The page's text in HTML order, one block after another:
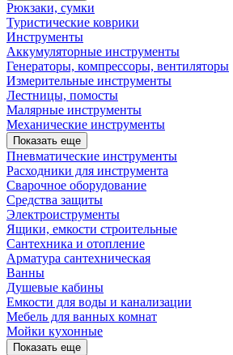
Рюкзаки, сумки
Туристические коврики
Инструменты
Аккумуляторные инструменты
Генераторы, компрессоры, вентиляторы
Измерительные инструменты
Лестницы, помосты
Малярные инструменты
Механические инструменты
Показать еще
Пневматические инструменты
Расходники для инструмента
Сварочное оборудование
Средства защиты
Электроиструменты
Ящики, емкости строительные
Сантехника и отопление
Арматура сантехническая
Ванны
Душевые кабины
Емкости для воды и канализации
Мебель для ванных комнат
Мойки кухонные
Показать еще